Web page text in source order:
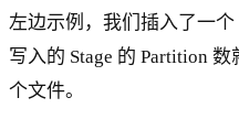
左边示例，我们插入了一
写入的 Stage 的 Partition
个文件。